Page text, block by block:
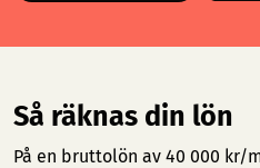
Så räknas din lön
På en bruttolön av 40 000 kr/